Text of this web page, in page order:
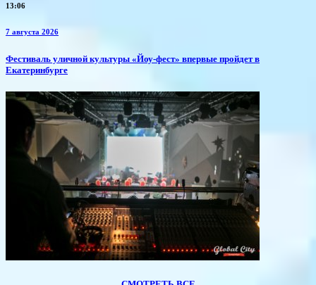
13:06
7 августа 2026
​Фестиваль уличной культуры «Йоу-фест» впервые пройдет в
Екатеринбурге